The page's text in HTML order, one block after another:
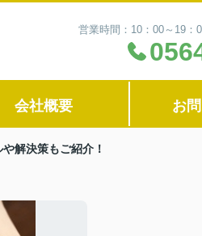
営業時間：10：00～19
会社概要 お
解決策もご紹介！